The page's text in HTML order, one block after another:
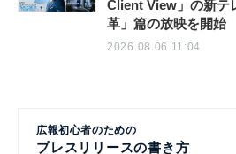
Client View」の新テ
革」篇の放映を開始
2026.08.06 11:04
広報初心者のための
プレスリリースの書き方